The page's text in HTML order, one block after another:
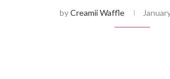
byCreamii Waffle